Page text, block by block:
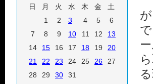
日
月 火 水 木 金
土
1
2 3 4 5
6
7
8 9 10 11 12
13
14
15 16 17 18 19
20
21
22 23 24 25 26
27
28
29 30
31